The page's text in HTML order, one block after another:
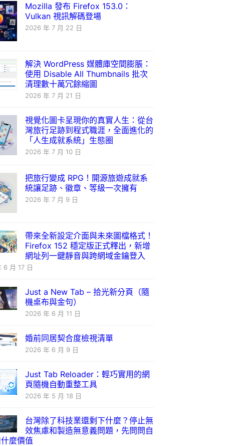
Mozilla 發布 Firefox 153.0：
Vulkan 視訊解碼登場
2026 年 7 月 22 日
解決 WordPress 媒體庫空間膨脹：
使用 Disable All Thumbnails 批次
清理數十萬冗餘縮圖
2026 年 7 月 21 日
視覺化圖卡呈現你的真實人生：從台
灣旅行足跡到程式職涯，全面進化的
「人生成就系統」生態圈
2026 年 7 月 10 日
把旅行變成 RPG！開源旅遊成就系
統讓足跡、徽章、等級一次擁有
2026 年 7 月 9 日
帶來全新設定介面與未來圖檔格式！
Firefox 152 穩定版正式釋出，新增
網址列一鍵靜音與跨網域金鑰登入
6 月 17 日
Just a New Tab – 拾光新分頁（隨
機桌布與金句）
2026 年 6 月 11 日
婚前同居契合度檢視清單
2026 年 6 月 9 日
Just Tab Reloader：輕巧實用的網
頁隨機自動重整工具
2026 年 5 月 18 日
台灣除了科技業還剩下什麼？停止無
效焦慮和製造無意義問題，先問問自
麼價值